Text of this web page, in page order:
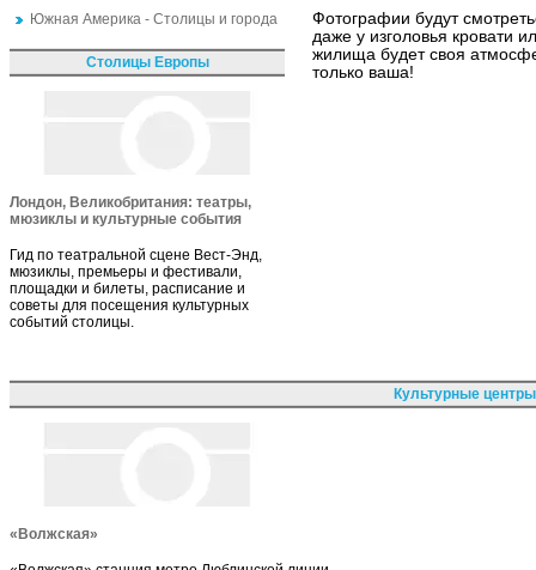
Южная Америка - Столицы и города
Столицы Европы
Лондон, Великобритания: театры,
мюзиклы и культурные события
Гид по театральной сцене Вест-Энд,
мюзиклы, премьеры и фестивали,
площадки и билеты, расписание и
советы для посещения культурных
событий столицы.
Фотографии будут
даже у изголовья кровати
жилища будет своя
только ваша!
Культурные
«Волжская»